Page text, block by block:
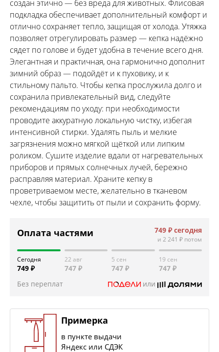
создан этично — без вреда для животных. Флисовая
подкладка обеспечивает дополнительный комфорт и
отлично сохраняет тепло, защищая от холода. Утяжка
позволяет отрегулировать размер — кепка надёжно
сядет по голове и будет удобна в течение всего дня.
Элегантная и практичная, она гармонично дополнит
зимний образ — подойдёт и к пуховику, и к
стильному пальто. Чтобы кепка прослужила долго и
сохранила привлекательный вид, следуйте
рекомендациям по уходу: при необходимости
проводите аккуратную локальную чистку, избегая
интенсивной стирки. Удалять пыль и мелкие
загрязнения можно мягкой щёткой или липким
роликом. Сушите изделие вдали от нагревательных
приборов и прямых солнечных лучей, бережно
расправляя материал. Храните кепку в
проветриваемом месте, желательно в тканевом
чехле, чтобы защитить от пыли и сохранить форму.
Оплата частями 749 ₽ сегодня
и 2 241 ₽ потом
Сегодня
749 ₽
22 авг
747 ₽
5 сен
747 ₽
19 сен
747 ₽
Без переплат
или
Примерка
в пункте выдачи
Яндекс или СДЭК